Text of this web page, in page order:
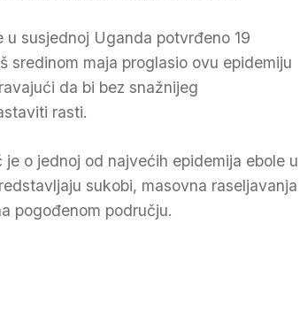
susjednoj Uganda potvrđeno 19
sredinom maja proglasio ovu epidemiju
da bi bez snažnijeg
rasti.
o jednoj od najvećih epidemija ebole u
sukobi, masovna raseljavanja
pogođenom području.